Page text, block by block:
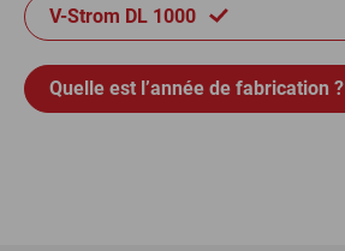
Compte
FR EN ES IT DE BE
V-Strom DL 1000
Quelle est l’année de fabrication ?